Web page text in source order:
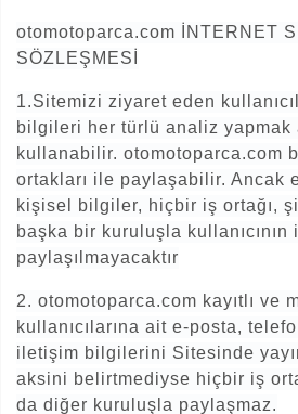
otomotoparca.com İNTERNET
SÖZLEŞMESİ
1.Sitemizi ziyaret eden
bilgileri her türlü analiz yapmak
kullanabilir. otomotoparca.com
ortakları ile paylaşabilir. Ancak
kişisel bilgiler, hiçbir iş ortağı,
başka bir kuruluşla kullanıcının
paylaşılmayacaktır
2. otomotoparca.com kayıtlı ve
kullanıcılarına ait e-posta,
iletişim bilgilerini Sitesinde
aksini belirtmediyse hiçbir iş
da diğer kuruluşla paylaşmaz.